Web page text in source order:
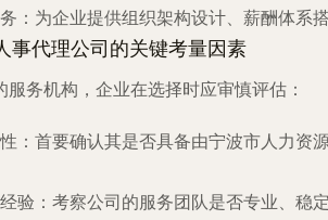
：为企业提供组织架构设计、薪酬体系
事代理公司的关键考量因素
务机构，企业在选择时应审慎评估：
：首要确认其是否具备由宁波市人力
验 ：考察公司的服务团队是否专业、稳